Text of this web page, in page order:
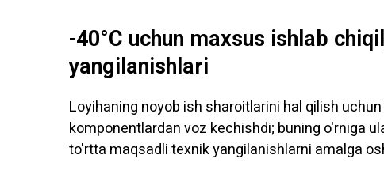
-40°C uchun maxsus ishlab
yangilanishlari
Loyihaning noyob ish sharoitlarini hal qilish
komponentlardan voz kechishdi; buning o'rniga
to'rtta maqsadli texnik yangilanishlarni amalga